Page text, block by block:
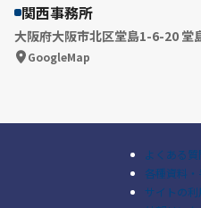
関西事務所
大阪府大阪市北区堂島1-6-20 堂
GoogleMap
よくある
各種資料・
サイトの